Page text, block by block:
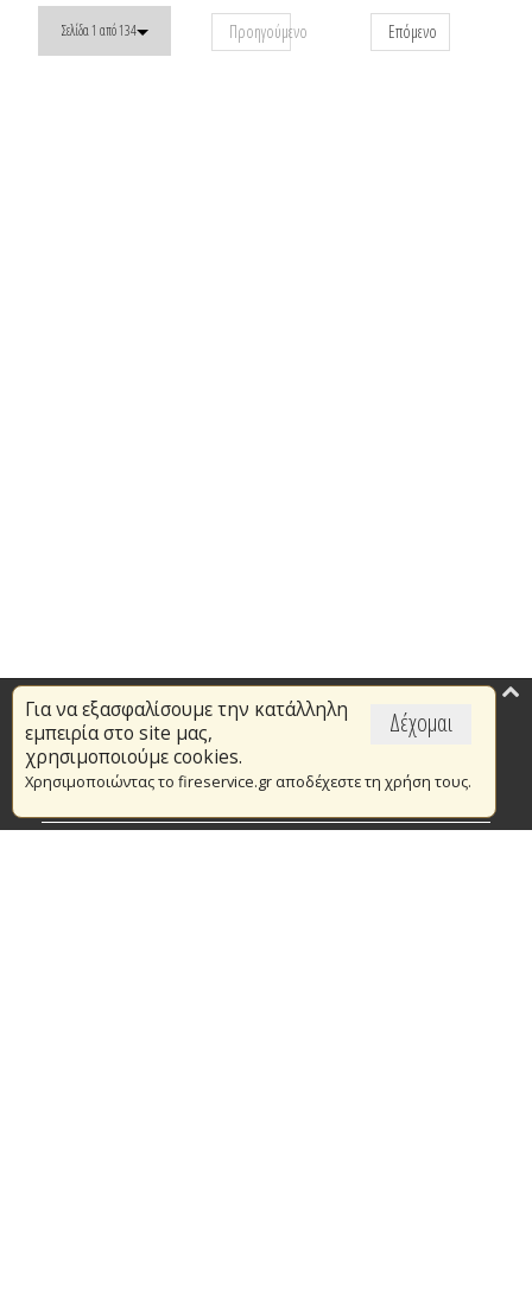
Σελίδα 1 από 134 Προηγούμενο Επόμενο
Δέχομαι
Για να εξασφαλίσουμε την κατάλληλη
εμπειρία στο site μας,
χρησιμοποιούμε cookies.
Χρησιμοποιώντας το fireservice.gr αποδέχεστε τη χρήση τους.
Επικαιρότητα
Το Πυροσβεστικό Σώμα